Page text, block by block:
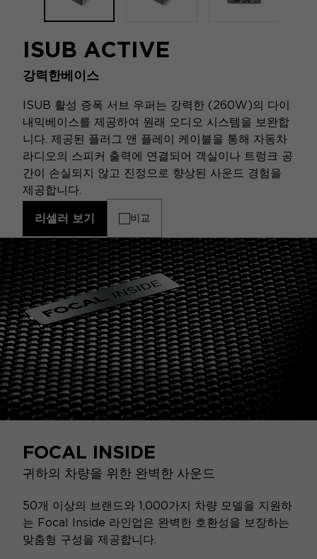
ISUB ACTIVE
강력한베이스
ISUB 활성 증폭 서브 우퍼는 강력한 (260W)의 다이
내믹베이스를 제공하여 원래 오디오 시스템을 보완합
니다. 제공된 플러그 앤 플레이 케이블을 통해 자동차
라디오의 스피커 출력에 연결되어 객실이나 트렁크 공
간이 손실되지 않고 진정으로 향상된 사운드 경험을
제공합니다.
리셀러 보기 비교
FOCAL INSIDE
귀하의 차량을 위한 완벽한 사운드
50개 이상의 브랜드와 1,000가지 차량 모델을 지원하
는 Focal Inside 라인업은 완벽한 호환성을 보장하는
맞춤형 구성을 제공합니다.